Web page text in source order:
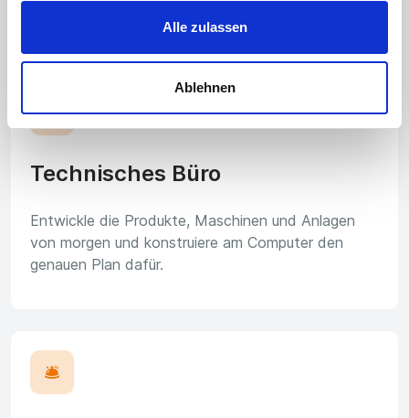
Alle zulassen
Ablehnen
Kindern oder Menschen mit Beeinträchtigung.
📐
Technisches Büro
Entwickle die Produkte, Maschinen und Anlagen
von morgen und konstruiere am Computer den
genauen Plan dafür.
🛎️